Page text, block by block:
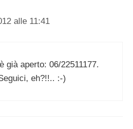
alle 11:41
già aperto: 06/22511177.
eh?!!.. :-)